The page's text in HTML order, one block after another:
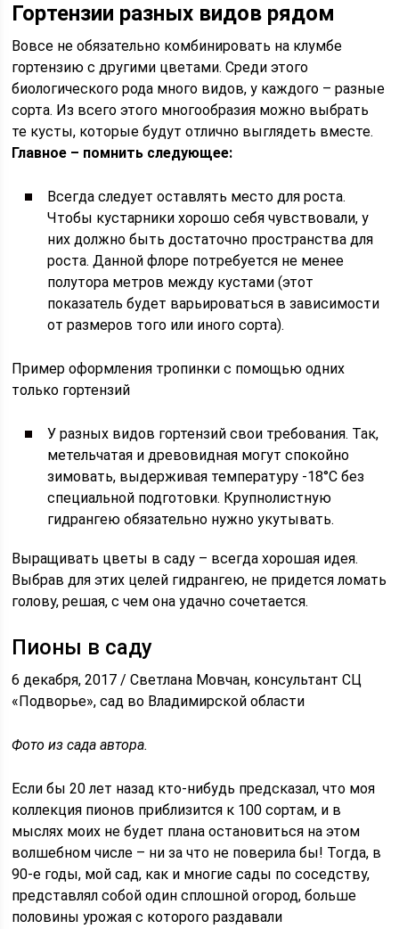
Гортензии разных видов рядом
Вовсе не обязательно комбинировать на клумбе
гортензию с другими цветами. Среди этого
биологического рода много видов, у каждого – разные
сорта. Из всего этого многообразия можно выбрать
те кусты, которые будут отлично выглядеть вместе.
Главное – помнить следующее:
Всегда следует оставлять место для роста.
Чтобы кустарники хорошо себя чувствовали, у
них должно быть достаточно пространства для
роста. Данной флоре потребуется не менее
полутора метров между кустами (этот
показатель будет варьироваться в зависимости
от размеров того или иного сорта).
Пример оформления тропинки с помощью одних
только гортензий
У разных видов гортензий свои требования. Так,
метельчатая и древовидная могут спокойно
зимовать, выдерживая температуру -18°C без
специальной подготовки. Крупнолистную
гидрангею обязательно нужно укутывать.
Выращивать цветы в саду – всегда хорошая идея.
Выбрав для этих целей гидрангею, не придется ломать
голову, решая, с чем она удачно сочетается.
Пионы в саду
6 декабря, 2017 / Светлана Мовчан, консультант СЦ
«Подворье», сад во Владимирской области
Фото из сада автора.
Если бы 20 лет назад кто-нибудь предсказал, что моя
коллекция пионов приблизится к 100 сортам, и в
мыслях моих не будет плана остановиться на этом
волшебном числе – ни за что не поверила бы! Тогда, в
90-е годы, мой сад, как и многие сады по соседству,
представлял собой один сплошной огород, больше
половины урожая с которого раздавали